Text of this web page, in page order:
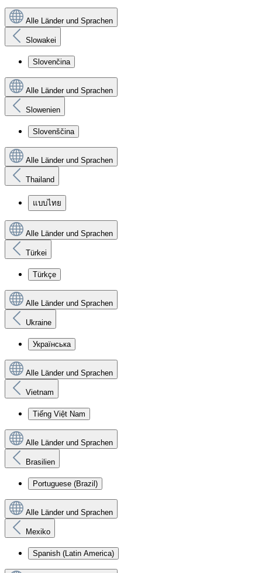
Alle Länder und Sprachen
Slowakei
Slovenčina
Alle Länder und Sprachen
Slowenien
Slovenščina
Alle Länder und Sprachen
Thailand
แบบไทย
Alle Länder und Sprachen
Türkei
Türkçe
Alle Länder und Sprachen
Ukraine
Українська
Alle Länder und Sprachen
Vietnam
Tiếng Việt Nam
Alle Länder und Sprachen
Brasilien
Portuguese (Brazil)
Alle Länder und Sprachen
Mexiko
Spanish (Latin America)